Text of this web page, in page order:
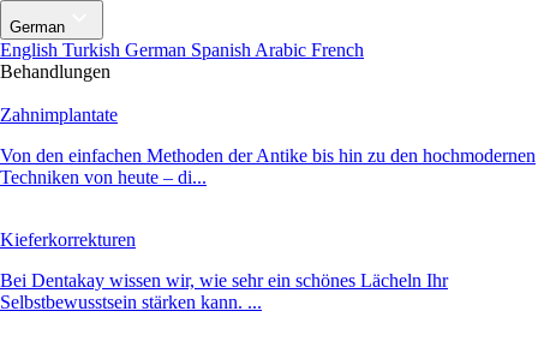
German
English Turkish German Spanish Arabic French
Behandlungen
Zahnimplantate
Von den einfachen Methoden der Antike bis hin zu den hochmodernen
Techniken von heute – di...
Kieferkorrekturen
Bei Dentakay wissen wir, wie sehr ein schönes Lächeln Ihr
Selbstbewusstsein stärken kann. ...